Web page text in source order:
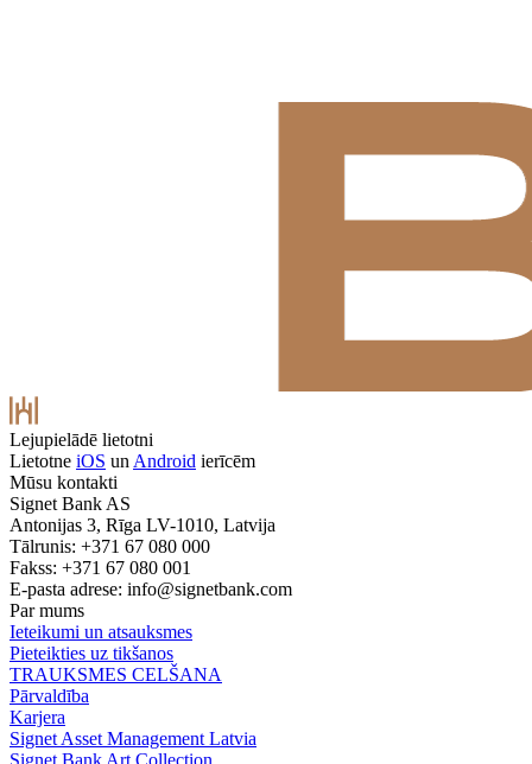
Lejupielādē lietotni
Lietotne iOS un Android ierīcēm
Mūsu kontakti
Signet Bank AS
Antonijas 3, Rīga LV-1010, Latvija
Tālrunis: +371 67 080 000
Fakss: +371 67 080 001
E-pasta adrese: info@signetbank.com
Par mums
Ieteikumi un atsauksmes
Pieteikties uz tikšanos
TRAUKSMES CELŠANA
Pārvaldība
Karjera
Signet Asset Management Latvia